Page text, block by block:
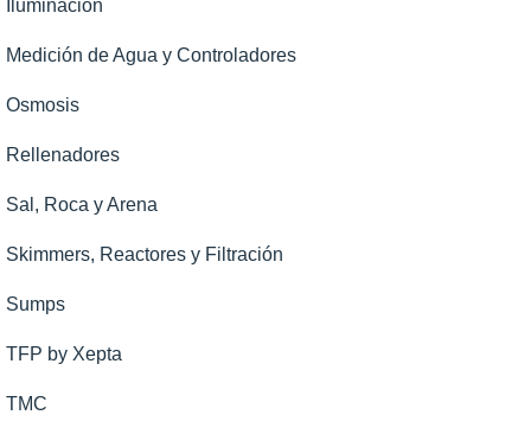
Iluminación
Medición de Agua y Controladores
Osmosis
Rellenadores
Sal, Roca y Arena
Skimmers, Reactores y Filtración
Sumps
TFP by Xepta
TMC